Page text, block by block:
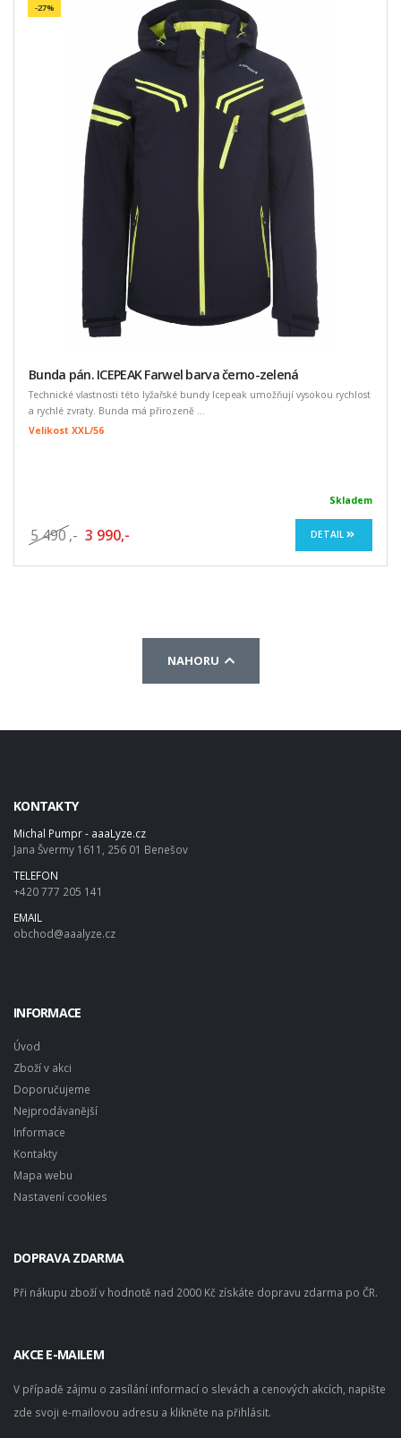
-27%
Bunda pán. ICEPEAK Farwel barva černo-zelená
Technické vlastnosti této lyžařské bundy Icepeak umožňují vysokou rychlost
a rychlé zvraty. Bunda má přirozeně ...
Velikost XXL/56
Skladem
5 490,- 3 990,- DETAIL
NAHORU
KONTAKTY
Michal Pumpr - aaaLyze.cz
Jana Švermy 1611, 256 01 Benešov
TELEFON
+420 777 205 141
EMAIL
obchod@aaalyze.cz
INFORMACE
Úvod
Zboží v akci
Doporučujeme
Nejprodávanější
Informace
Kontakty
Mapa webu
Nastavení cookies
DOPRAVA ZDARMA
Při nákupu zboží v hodnotě nad 2000 Kč získáte dopravu zdarma po ČR.
AKCE E-MAILEM
V případě zájmu o zasílání informací o slevách a cenových akcích, napište
zde svoji e-mailovou adresu a klikněte na přihlásit.